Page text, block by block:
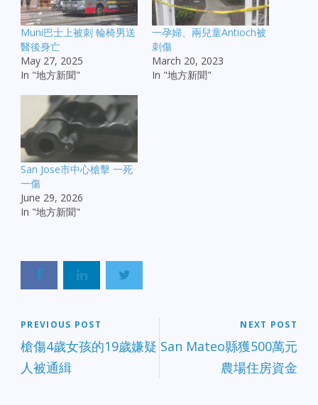
Muni巴士上被刺 輪椅男送
醫後身亡
May 27, 2025
In "地方新聞"
一孕婦、兩兒童Antioch被
刺傷
March 20, 2023
In "地方新聞"
San Jose市中心槍擊 一死
一傷
June 29, 2026
In "地方新聞"
PREVIOUS POST
槍傷4歲女孩的19歲嫌疑
人被通緝
NEXT POST
San Mateo縣獲500萬元
農場住房資金